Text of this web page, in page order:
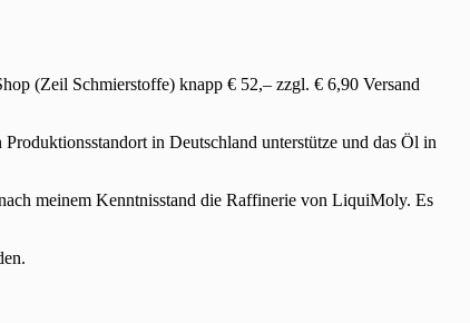
(Zeil Schmierstoffe) knapp € 52,– zzgl. € 6,90 Versand
in Deutschland unterstütze und das Öl in
meinem Kenntnisstand die Raffinerie von LiquiMoly. Es